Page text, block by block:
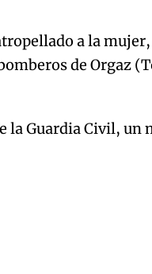
a la mujer,
de Orgaz
la Guardia Civil, un